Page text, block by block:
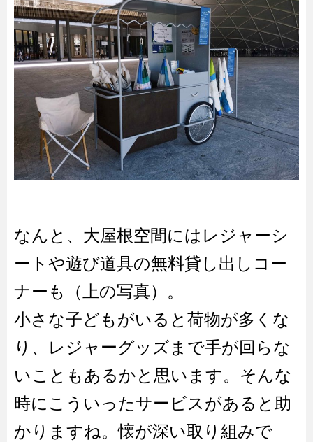
なんと、大屋根空間にはレジャーシ
ートや遊び道具の無料貸し出しコー
ナーも（上の写真）。
小さな子どもがいると荷物が多くな
り、レジャーグッズまで手が回らな
いこともあるかと思います。そんな
時にこういったサービスがあると助
かりますね。懐が深い取り組みで